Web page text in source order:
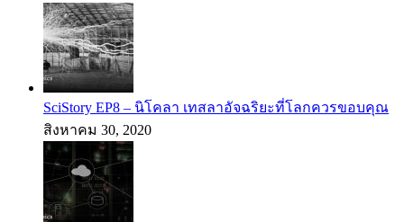
SciStory EP8 – นิโคลา เทสลาอัจฉริยะที่โลกควรขอบคุณ
สิงหาคม 30, 2020